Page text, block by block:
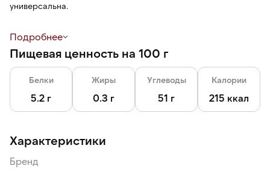
универсальна.
Подробнее
Пищевая ценность на 100 г
Белки
5.2 г
Жиры
0.3 г
Углеводы
51 г
Калории
215 ккал
Характеристики
Бренд